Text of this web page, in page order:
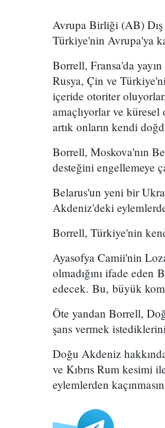
Avrupa Birliği (AB)
Türkiye'nin Avrupa'ya
Borrell, Fransa'da
Rusya, Çin ve
içeride otoriter
amaçlıyorlar ve küresel
artık onların kendi
Borrell, Moskova'nın
desteğini engellemeye
Belarus'un yeni bir
Akdeniz'deki
Borrell, Türkiye'nin
Ayasofya Camii'nin
olmadığını ifade
edecek. Bu, büyük
Öte yandan Borrell,
şans vermek
Doğu Akdeniz
ve Kıbrıs Rum kesimi
eylemlerden